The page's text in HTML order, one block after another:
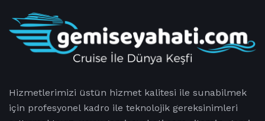
Hizmetlerimizi üstün hizmet kalitesi ile sunabilmek
için profesyonel kadro ile teknolojik gereksinimleri